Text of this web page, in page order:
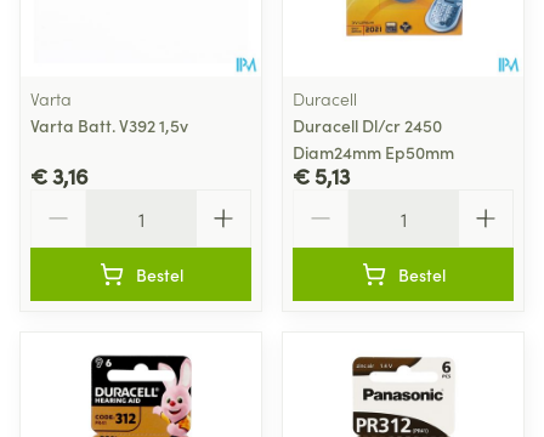
Varta
Varta Batt. V392 1,5v
€ 3,16
Bestel
Duracell
Duracell Dl/cr 2450
Diam24mm Ep50mm
€ 5,13
Bestel